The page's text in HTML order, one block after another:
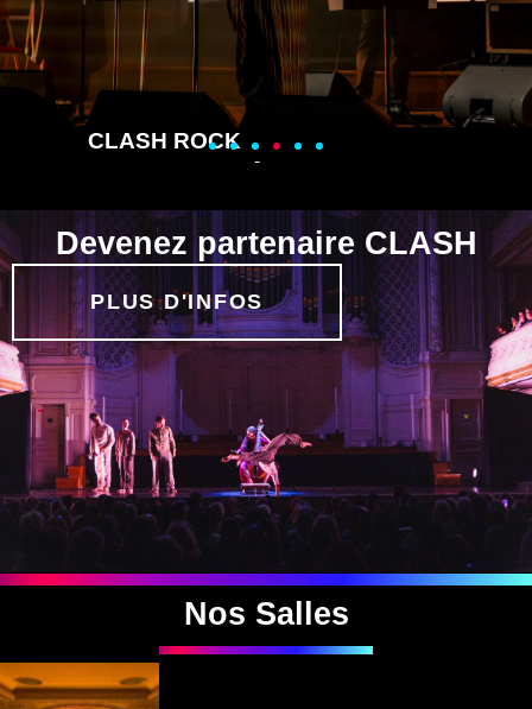
CLASH ROCK
AC/DC
DÉCOUVRIR
Devenez partenaire CLASH
PLUS D'INFOS
Nos Salles